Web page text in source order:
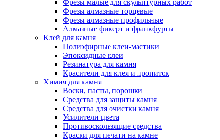
Фрезы малые для скульптурных работ
Фрезы алмазные торцевые
Фрезы алмазные профильные
Алмазные фикерт и франкфурты
Клей для камня
Полиэфирные клеи-мастики
Эпоксидные клеи
Резинатура для камня
Красители для клея и пропиток
Химия для камня
Воски, пасты, порошки
Средства для защиты камня
Средства для очистки камня
Усилители цвета
Противоскользящие средства
Краски для печати на камне